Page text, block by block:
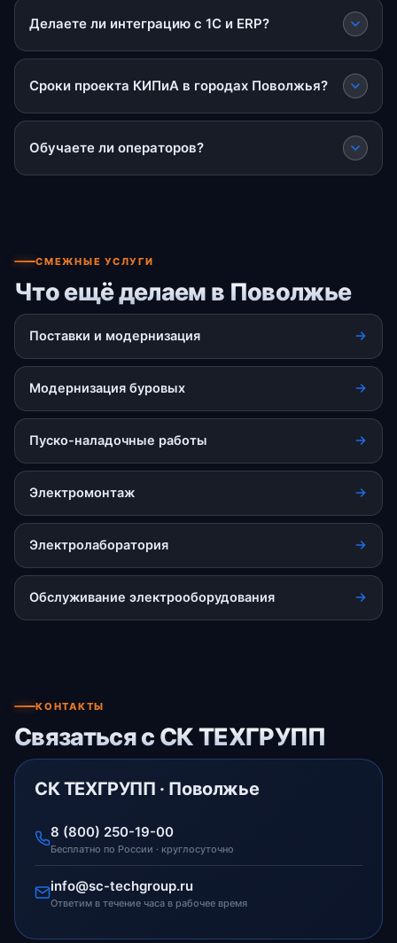
Делаете ли интеграцию с 1С и ERP?
Сроки проекта КИПиА в городах Поволжья?
Обучаете ли операторов?
СМЕЖНЫЕ УСЛУГИ
Что ещё делаем в Поволжье
Поставки и модернизация
Модернизация буровых
Пуско-наладочные работы
Электромонтаж
Электролаборатория
Обслуживание электрооборудования
КОНТАКТЫ
Связаться с СК ТЕХГРУПП
СК ТЕХГРУПП · Поволжье
8 (800) 250-19-00
Бесплатно по России · круглосуточно
info@sc-techgroup.ru
Ответим в течение часа в рабочее время